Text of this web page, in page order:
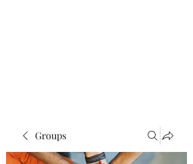
Groups